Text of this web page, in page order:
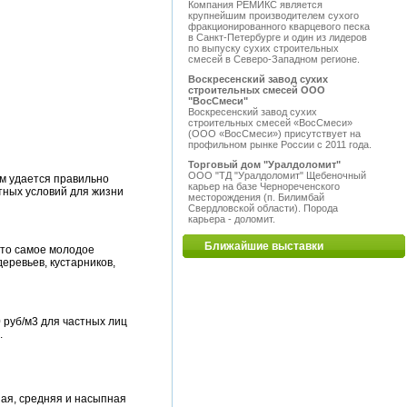
удается правильно
условий для жизни
самое молодое
кустарников,
руб/м3 для частных лиц
средняя и насыпная
Компания РЕМИКС является
крупнейшим производителем сухого
фракционированного кварцевого песка
в Санкт-Петербурге и один из лидеров
по выпуску сухих строительных
смесей в Северо-Западном регионе.
Воскресенский завод сухих
строительных смесей ООО
"ВосСмеси"
Воскресенский завод сухих
строительных смесей «ВосСмеси»
(ООО «ВосСмеси») присутствует на
профильном рынке России с 2011 года.
Торговый дом "Уралдоломит"
ООО "ТД "Уралдоломит" Щебеночный
карьер на базе Чернореченского
месторождения (п. Билимбай
Свердловской области). Порода
карьера - доломит.
Ближайшие выставки